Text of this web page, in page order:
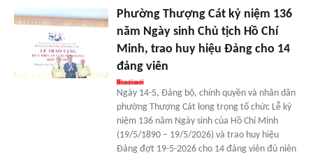
Phường Thượng Cát kỷ niệm 136
năm Ngày sinh Chủ tịch Hồ Chí
Minh, trao huy hiệu Đảng cho 14
đảng viên
Ngày 14-5, Đảng bộ, chính quyền và nhân dân
phường Thượng Cát long trọng tổ chức Lễ kỷ
niệm 136 năm Ngày sinh của Hồ Chí Minh
(19/5/1890 – 19/5/2026) và trao huy hiệu
Đảng đợt 19-5-2026 cho 14 đảng viên đủ niên